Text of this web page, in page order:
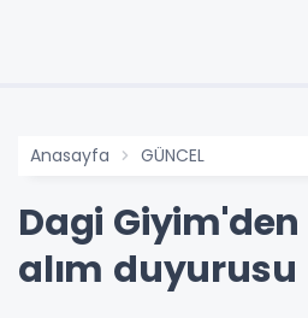
Anasayfa GÜNCEL
Dagi
alım duyurusu